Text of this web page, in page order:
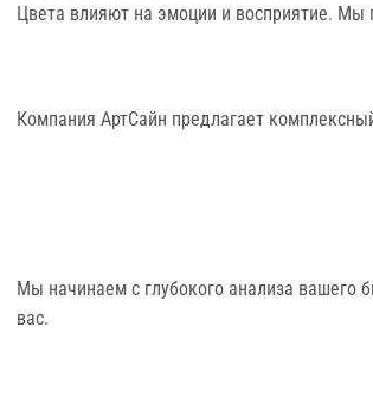
Цвета влияют на эмоции и восприятие.
Компания АртСайн предлагает
Мы начинаем с глубокого анализа вашего
вас.